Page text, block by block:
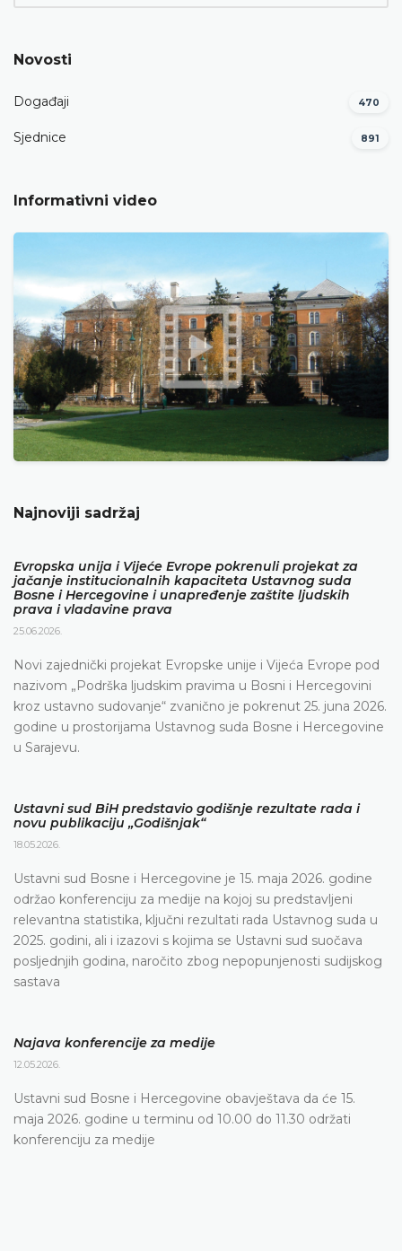
Novosti
Događaji 470
Sjednice 891
Informativni video
Najnoviji sadržaj
Evropska unija i Vijeće Evrope pokrenuli projekat za
jačanje institucionalnih kapaciteta Ustavnog suda
Bosne i Hercegovine i unapređenje zaštite ljudskih
prava i vladavine prava
25.06.2026.
Novi zajednički projekat Evropske unije i Vijeća Evrope pod
nazivom „Podrška ljudskim pravima u Bosni i Hercegovini
kroz ustavno sudovanje“ zvanično je pokrenut 25. juna 2026.
godine u prostorijama Ustavnog suda Bosne i Hercegovine
u Sarajevu.
Ustavni sud BiH predstavio godišnje rezultate rada i
novu publikaciju „Godišnjak“
18.05.2026.
Ustavni sud Bosne i Hercegovine je 15. maja 2026. godine
održao konferenciju za medije na kojoj su predstavljeni
relevantna statistika, ključni rezultati rada Ustavnog suda u
2025. godini, ali i izazovi s kojima se Ustavni sud suočava
posljednjih godina, naročito zbog nepopunjenosti sudijskog
sastava
Najava konferencije za medije
12.05.2026.
Ustavni sud Bosne i Hercegovine obavještava da će 15.
maja 2026. godine u terminu od 10.00 do 11.30 održati
konferenciju za medije